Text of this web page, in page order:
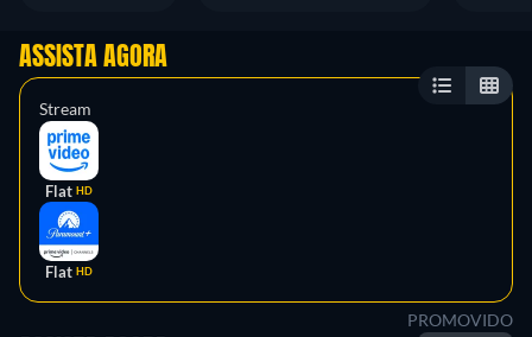
ASSISTA AGORA
Stream
Flat HD
Flat HD
PROMOVIDO